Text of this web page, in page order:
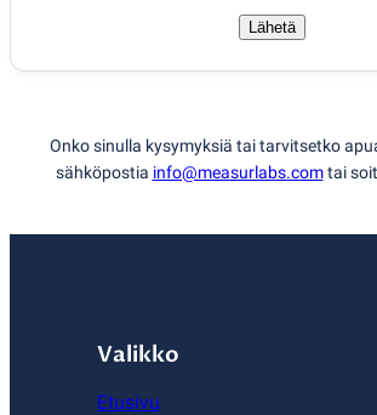
Lähetä
Onko sinulla kysymyksiä tai tarvitsetko
sähköpostia info@measurlabs.comtai
Valikko
Etusivu